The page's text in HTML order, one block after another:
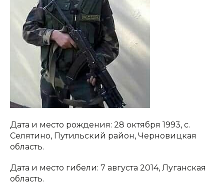
Дата и место рождения: 28 октября 1993, с.
Селятино, Путильский район, Черновицкая
область.
Дата и место гибели: 7 августа 2014, Луганская
область.